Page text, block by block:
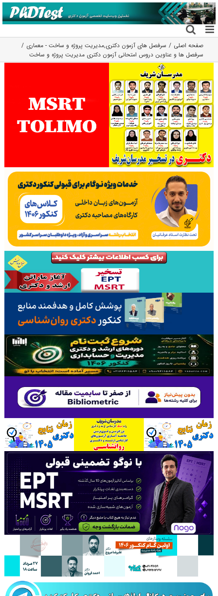
رفتن
به
محتوا
صفحه اصلی سرفصل های آزمون دکتری,مدیریت پروژه و ساخت - معماری
سرفصل ها و عناوین دروس امتحانی آزمون دکتری مدیریت پروژه و ساخت